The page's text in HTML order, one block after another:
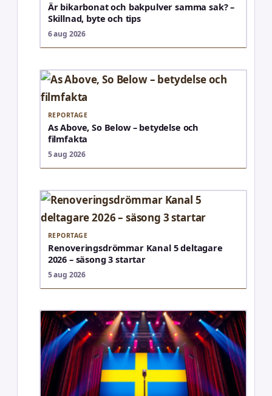
Är bikarbonat och bakpulver samma sak? –
Skillnad, byte och tips
6 aug 2026
REPORTAGE
As Above, So Below – betydelse och
filmfakta
5 aug 2026
REPORTAGE
Renoveringsdrömmar Kanal 5 deltagare
2026 – säsong 3 startar
5 aug 2026